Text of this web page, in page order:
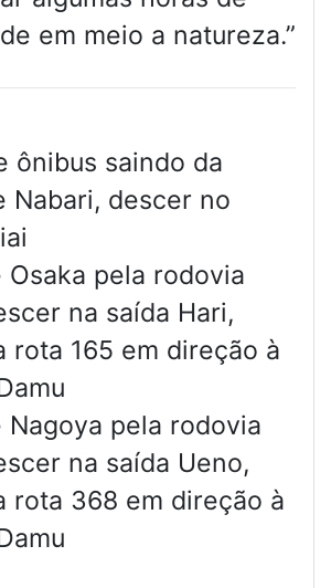
em meio a natureza.”
ônibus saindo da
Nabari, descer no
Osaka pela rodovia
na saída Hari,
rota 165 em direção à
Nagoya pela rodovia
na saída Ueno,
rota 368 em direção à